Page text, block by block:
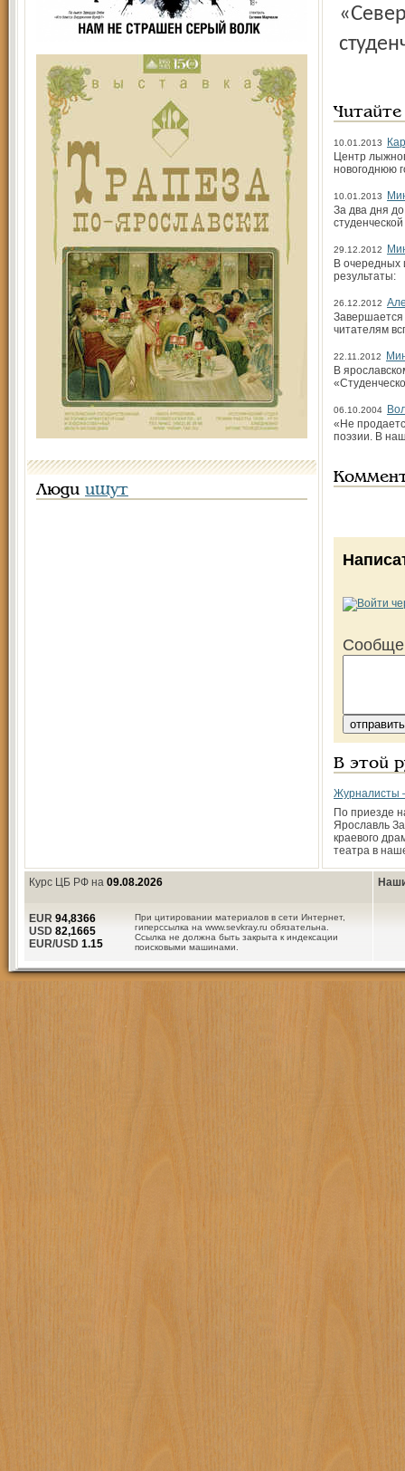
Люди ищут
«Северный край» будет регулярно освещать матчи
10.01.2013
Центр
новогоднюю
10.01.2013
За два дня
29.12.2012
В очередных
результаты:
26.12.2012
Завершается
читателям
22.11.2012
В
06.10.2004
«Не
поэзии. В
В этой
Журналисты
По приезде
Ярославль
краевого
театра в
Курс ЦБ РФ на 09.08.2026
При цитировании материалов в сети Интернет,
гиперссылка на www.sevkray.ru обязательна.
Ссылка не должна быть закрыта к индексации
поисковыми машинами.
EUR 94,8366
USD 82,1665
EUR/USD 1.15